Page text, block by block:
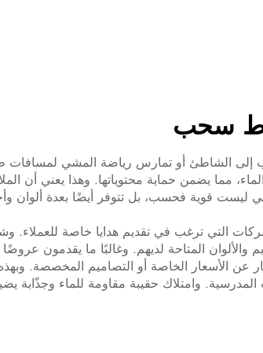
سحب
إلى الشاطئ أو تمارس رياضة المشي لمسافات
مما يضمن حماية محتوياتها. وهذا يعني أن
ليست قوية فحسب، بل تتوفر أيضًا بعدة ألوان
التي ترغب في تقديم هدايا خاصة للعملاء.
المتاحة لديهم. وغالبًا ما يقدمون
الأسعار الخاصة أو التصاميم المخصصة.
المدرسية. وامتلاك حقيبة مقاومة للماء وجذّابة